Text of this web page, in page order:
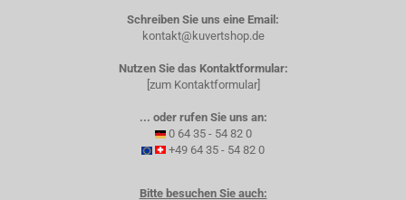
Schreiben Sie uns eine Email:
kontakt@kuvertshop.de
Nutzen Sie das Kontaktformular:
[zum Kontaktformular]
... oder rufen Sie uns an:
0 64 35 - 54 82 0
+49 64 35 - 54 82 0
Bitte besuchen Sie auch: